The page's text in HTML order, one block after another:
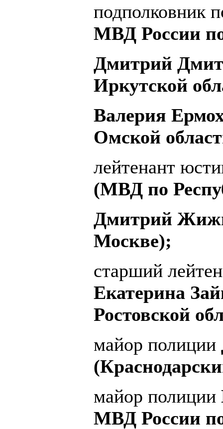
подполковник
МВД России
Дмитрий
Иркутской
Валерия
Омской
лейтенант
(МВД по
Дмитрий
Москве);
старший
Екатерина
Ростовской
майор полиции
майор полиции
МВД России